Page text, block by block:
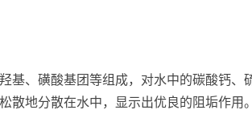
基、磺酸基团等组成，对水中的碳酸钙、
散地分散在水中，显示出优良的阻垢作用。